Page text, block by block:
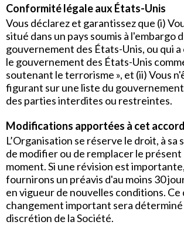
Conformité légale aux États-Unis
Vous déclarez et garantissez que (i)
situé dans un pays soumis à l'embargo
gouvernement des États-Unis, ou qui
le gouvernement des États-Unis
soutenant le terrorisme », et (ii) Vous
figurant sur une liste du
des parties interdites ou restreintes.
Modifications apportées à cet accord
L’Organisation se réserve le droit, à sa
de modifier ou de remplacer le
moment. Si une révision est
fournirons un préavis d'au moins 30
en vigueur de nouvelles conditions.
changement important sera déterminé
discrétion de la Société.